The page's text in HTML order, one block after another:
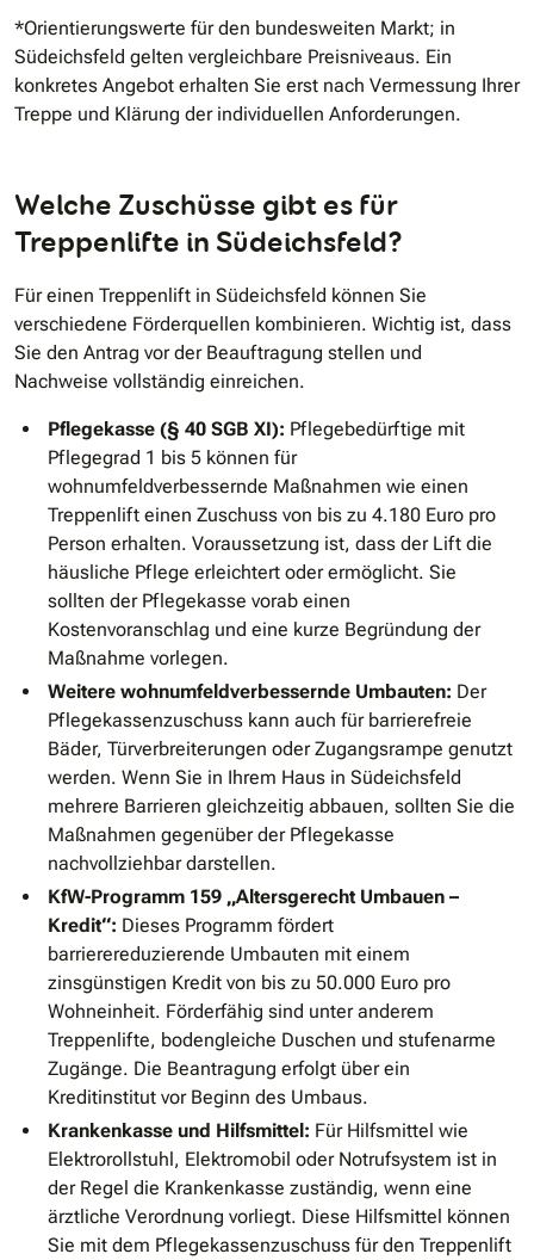
*Orientierungswerte für den bundesweiten Markt; in
Südeichsfeld gelten vergleichbare Preisniveaus. Ein
konkretes Angebot erhalten Sie erst nach Vermessung Ihrer
Treppe und Klärung der individuellen Anforderungen.
Welche Zuschüsse gibt es für
Treppenlifte in Südeichsfeld?
Für einen Treppenlift in Südeichsfeld können Sie
verschiedene Förderquellen kombinieren. Wichtig ist, dass
Sie den Antrag vor der Beauftragung stellen und
Nachweise vollständig einreichen.
Pflegekasse (§ 40 SGB XI): Pflegebedürftige mit
Pflegegrad 1 bis 5 können für
wohnumfeldverbessernde Maßnahmen wie einen
Treppenlift einen Zuschuss von bis zu 4.180 Euro pro
Person erhalten. Voraussetzung ist, dass der Lift die
häusliche Pflege erleichtert oder ermöglicht. Sie
sollten der Pflegekasse vorab einen
Kostenvoranschlag und eine kurze Begründung der
Maßnahme vorlegen.
Weitere wohnumfeldverbessernde Umbauten: Der
Pflegekassenzuschuss kann auch für barrierefreie
Bäder, Türverbreiterungen oder Zugangsrampe genutzt
werden. Wenn Sie in Ihrem Haus in Südeichsfeld
mehrere Barrieren gleichzeitig abbauen, sollten Sie die
Maßnahmen gegenüber der Pflegekasse
nachvollziehbar darstellen.
KfW-Programm 159 „Altersgerecht Umbauen –
Kredit“: Dieses Programm fördert
barrierereduzierende Umbauten mit einem
zinsgünstigen Kredit von bis zu 50.000 Euro pro
Wohneinheit. Förderfähig sind unter anderem
Treppenlifte, bodengleiche Duschen und stufenarme
Zugänge. Die Beantragung erfolgt über ein
Kreditinstitut vor Beginn des Umbaus.
Krankenkasse und Hilfsmittel: Für Hilfsmittel wie
Elektrorollstuhl, Elektromobil oder Notrufsystem ist in
der Regel die Krankenkasse zuständig, wenn eine
ärztliche Verordnung vorliegt. Diese Hilfsmittel können
Sie mit dem Pflegekassenzuschuss für den Treppenlift